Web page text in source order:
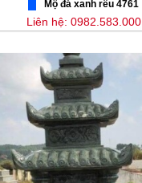
Mộ đá xanh rêu 4761
Liên hệ: 0982.583.000